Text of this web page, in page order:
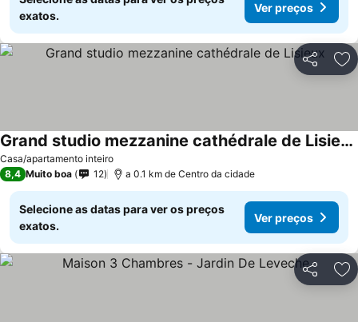
exatos.
Ver preços
Partilhar
Casa/apartamento inteiro
Grand studio mezzanine cathédrale de Lisieux
Ver preços
8,4 Muito boa 12 a 0.1 km de Centro da cidade
Selecione as datas para ver os preços
exatos.
Ver preços
Partilhar